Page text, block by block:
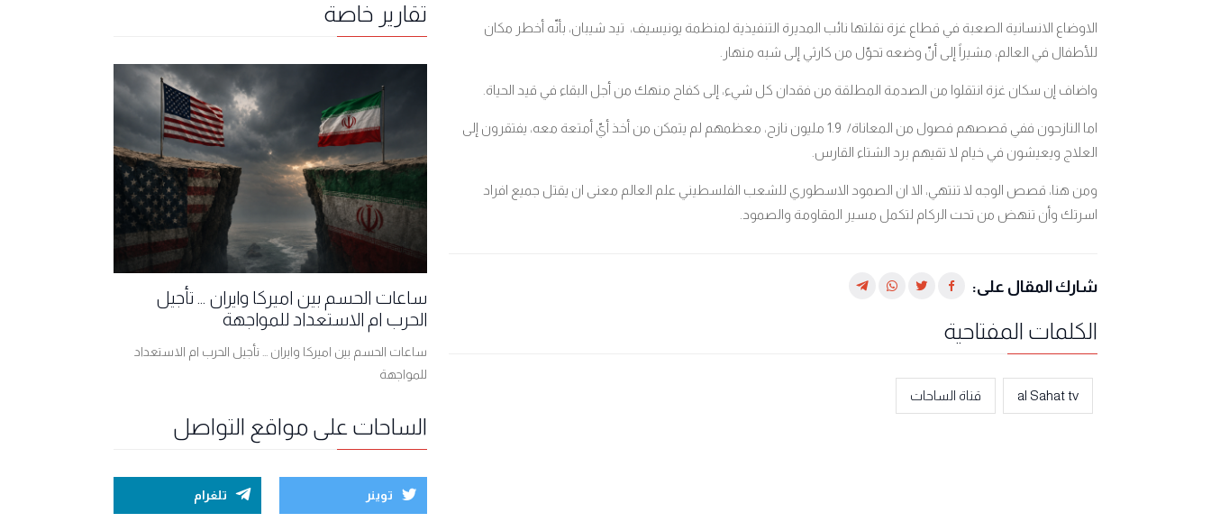
الاوضاع الانسانية الصعبة في قطاع غزة نقلتها نائب المديرة التنفيذية لمنظمة يونيسيف، تيد شيبان، بأنّه أخطر مكان
للأطفال في العالم، مشيراً إلى أنّ وضعه تحوّل من كارثي إلى شبه منهار.
واضاف إن سكان غزة انتقلوا من الصدمة المطلقة من فقدان كل شيء، إلى كفاح منهك من أجل البقاء في قيد الحياة.
اما النازحون ففي قصصهم فصول من المعاناة/
1.9 مليون نازح، معظمهم لم يتمكن من أخذ أيّ أمتعة معه، يفتقرون إلى
العلاج ويعيشون في خيام لا تقيهم برد الشتاء القارس.
ومن هنا، قصص الوجه لا تنتهي، الا ان الصمود الاسطوري للشعب الفلسطيني علم العالم معنى ان يقتل جميع افراد
اسرتك وأن تنهض من تحت الركام لتكمل مسير المقاومة والصمود.
شارك المقال على:
الكلمات المفتاحية
al Sahat tv قناة الساحات
تقارير خاصة
ساعات الحسم بين اميركا وايران ... تأجيل
الحرب ام الاستعداد للمواجهة
ساعات الحسم بين اميركا وايران ... تأجيل الحرب ام الاستعداد
للمواجهة
الساحات على مواقع التواصل
توينر تلغرام